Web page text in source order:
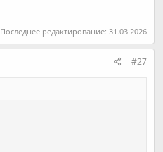
Последнее редактирование: 31.03.2026
#27